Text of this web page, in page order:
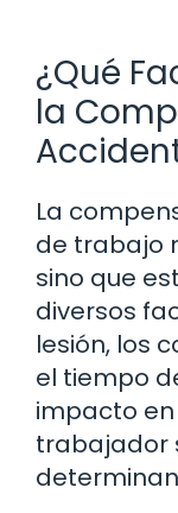
¿Qué
la
La
de trabajo
sino que
diversos
lesión, los
el tiempo
impacto
trabajador